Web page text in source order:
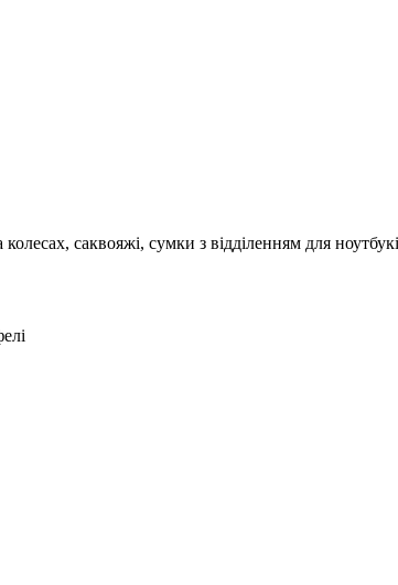
саквояжі, сумки з відділенням для